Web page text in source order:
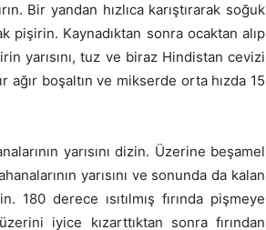
Bir yandan hızlıca karıştırarak soğuk
pişirin. Kaynadıktan sonra ocaktan alıp
yarısını, tuz ve biraz Hindistan cevizi
ağır boşaltın ve mikserde orta hızda 15
yarısını dizin. Üzerine beşamel
yarısını ve sonunda da kalan
derece ısıtılmış fırında pişmeye
iyice kızarttıktan sonra fırından